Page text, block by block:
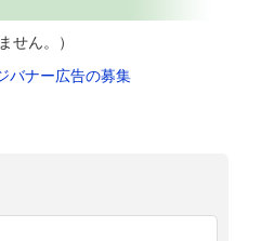
。）
バナー広告の募集